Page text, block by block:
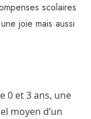
scolaires
joie mais aussi
0 et 3 ans, une
moyen d’un